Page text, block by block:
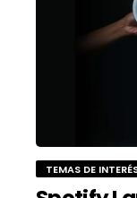
TEMAS DE